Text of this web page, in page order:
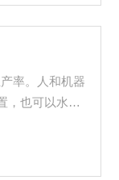
率。人和机器
，也可以水平